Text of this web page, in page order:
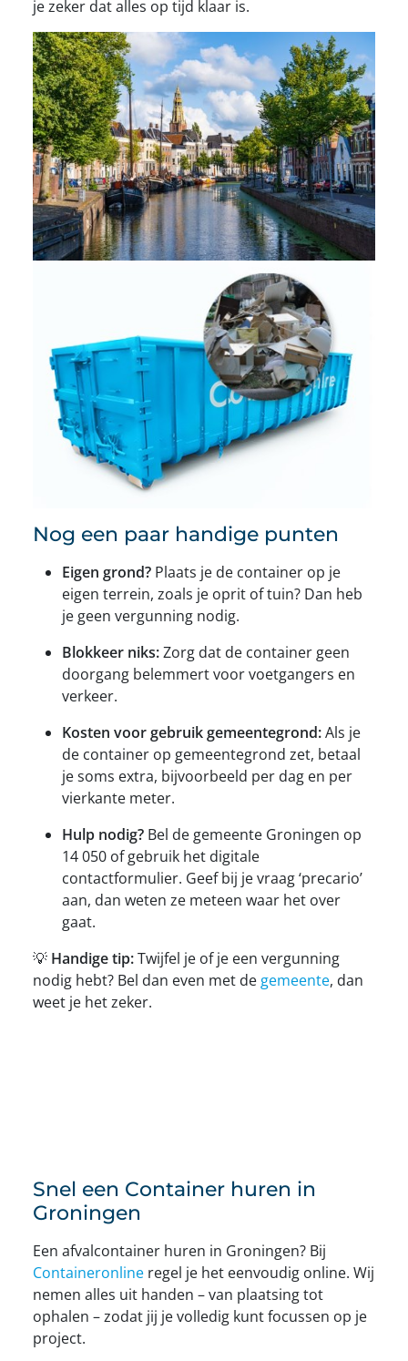
je zeker dat alles op tijd klaar is.
Nog een paar handige punten
Eigen grond? Plaats je de container op je
eigen terrein, zoals je oprit of tuin? Dan heb
je geen vergunning nodig.
Blokkeer niks:Zorg dat de container geen
doorgang belemmert voor voetgangers en
verkeer.
Kosten voor gebruik gemeentegrond:Als je
de container op gemeentegrond zet, betaal
je soms extra, bijvoorbeeld per dag en per
vierkante meter.
Hulp nodig? Bel de gemeente Groningen op
14 050 of gebruik het digitale
contactformulier. Geef bij je vraag ‘precario’
aan, dan weten ze meteen waar het over
gaat.
💡 Handige tip:Twijfel je of je een vergunning
nodig hebt? Bel dan even met de gemeente, dan
weet je het zeker.
Snel een Container huren in
Groningen
Een afvalcontainer huren in Groningen? Bij
Containeronline regel je het eenvoudig online. Wij
nemen alles uit handen – van plaatsing tot
ophalen – zodat jij je volledig kunt focussen op je
project.